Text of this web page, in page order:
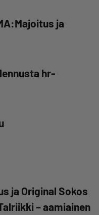
ja
hr-
ja Original Sokos
– aamiainen